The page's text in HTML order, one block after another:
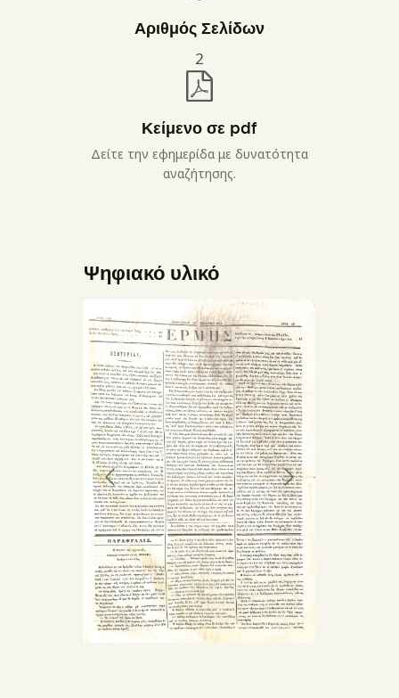
Αριθμός Σελίδων
2
Κείμενο σε pdf
Δείτε την εφημερίδα με δυνατότητα
αναζήτησης.
Ψηφιακό υλικό